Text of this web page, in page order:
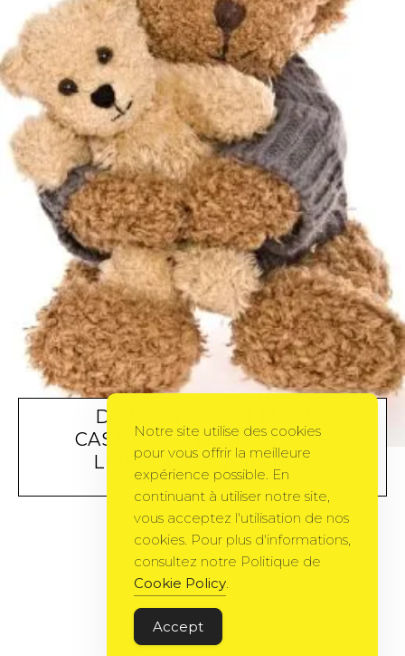
DE BRUYÈRE ET LULU
CASTAGNETTE SIGNE UNE
LICENCE MAQUILLAGE
BEAUTÉ BY KIARA 10 MAI 2011
Gema Theme
Notre site utilise des cookies
pour vous offrir la meilleure
expérience possible. En
continuant à utiliser notre site,
vous acceptez l'utilisation de nos
cookies. Pour plus d'informations,
consultez notre Politique de
Cookie Policy.
Accept